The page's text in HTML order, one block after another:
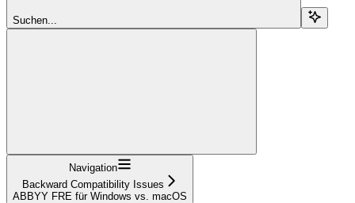
Suchen...
Navigation
Backward Compatibility Issues
ABBYY FRE für Windows vs. macOS